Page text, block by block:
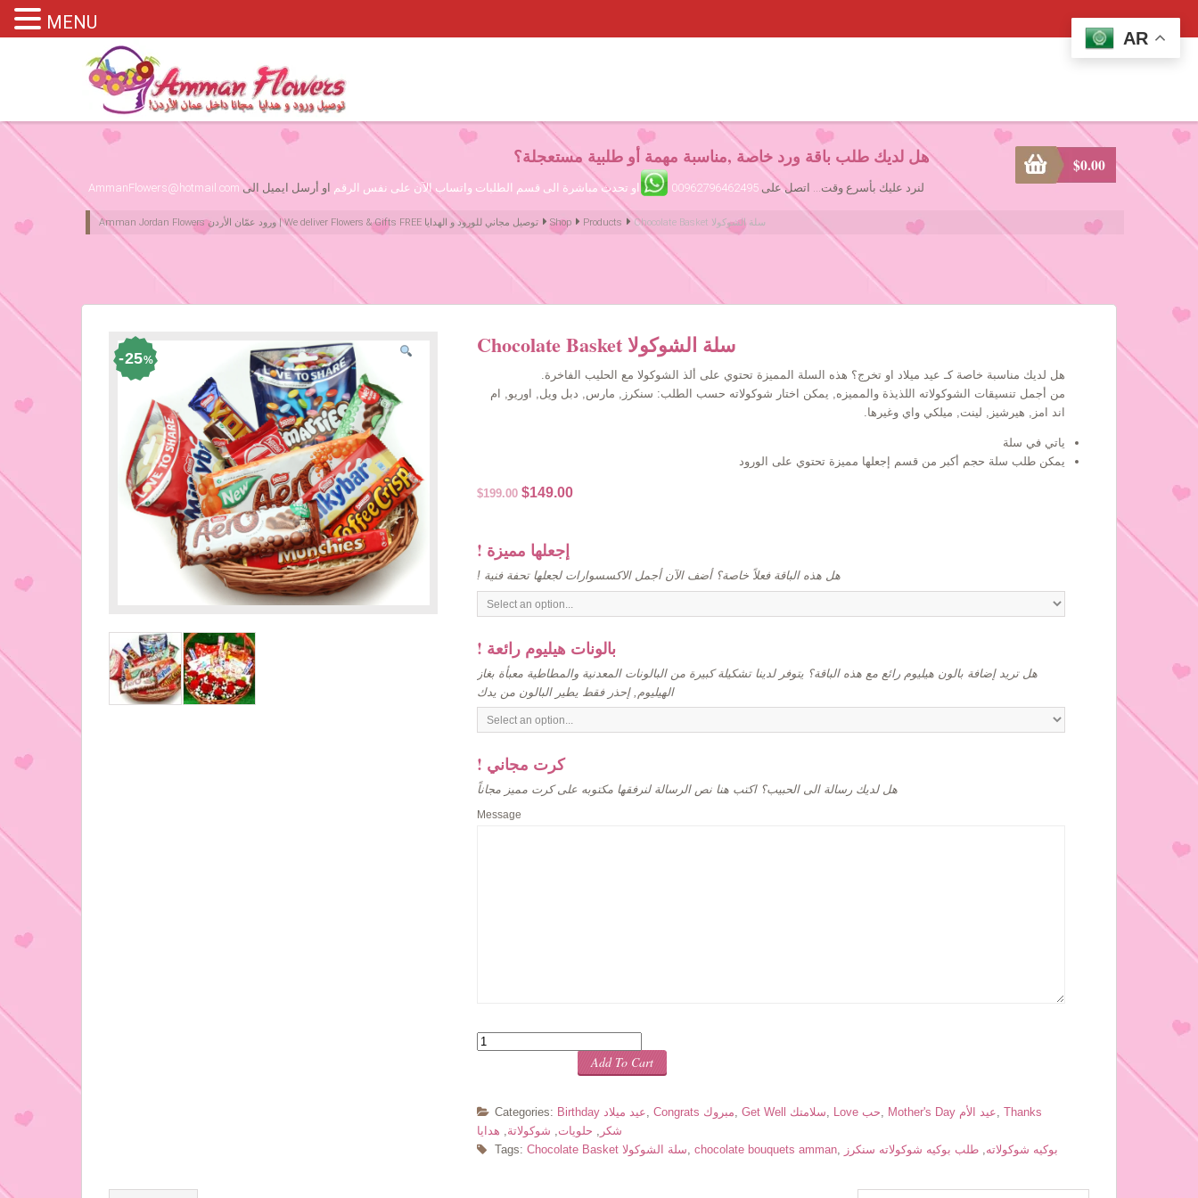
Please assign primary menu in wp-admin->Appearance->Menus
هل لديك طلب باقة ورد خاصة ,مناسبة مهمة أو طلبية مستعجلة؟
لنرد عليك بأسرع وقت... اتصل على 00962796462495 او تحدث مباشرة الى قسم الطلبات واتساب الآن على نفس الرقم او أرسل ايميل الى AmmanFlowers@hotmail.com
Amman Jordan Flowers ورود عمّان الأردن | We deliver Flowers & Gifts FREE توصيل مجاني للورود و الهدايا Shop Products Chocolate Basket سلة الشوكولا
$0.00
25%
Chocolate Basket سلة الشوكولا
هل لديك مناسبة خاصة كـ عيد ميلاد او تخرج؟ هذه السلة المميزة تحتوي على ألذ الشوكولا مع الحليب الفاخرة.
من أجمل تنسيقات الشوكولاته اللذيذة والمميزه, يمكن اختار شوكولاته حسب الطلب: سنكرز, مارس, دبل ويل, اوريو, ام
اند امز, هيرشيز, لينت, ميلكي واي وغيرها.
ياتي في سلة
يمكن طلب سلة حجم أكبر من قسم إجعلها مميزة تحتوي على الورود
$199.00 Original
$199.00.
$149.00Current
! إجعلها مميزة
! هل هذه الباقة فعلاً خاصة؟ أضف الآن أجمل الاكسسوارات لجعلها تحفة فنية
! بالونات هيليوم رائعة
هل تريد إضافة بالون هيليوم رائع مع هذه الباقة؟ يتوفر لدينا تشكيلة كبيرة من البالونات المعدنية والمطاطية معبأة بغاز
الهيليوم, إحذر فقط يطير البالون من يدك
! كرت مجاني
هل لديك رسالة الى الحبيب؟ اكتب هنا نص الرسالة لنرفقها مكتوبه على كرت مميز مجاناً
Message
Quantity
Add To Cart
Categories: Birthday عيد ميلاد, Congrats مبروك, Get Well سلامتك, Love حب, Mother's Day عيد الأم, Thanks
شكر , حلويات, شوكولاتة, هدايا
Tags:
Chocolate Basket سلة الشوكولا, chocolate bouquets amman, بوكيه شوكولاته,طلب بوكيه شوكولاته سنكرز
AR
MENU